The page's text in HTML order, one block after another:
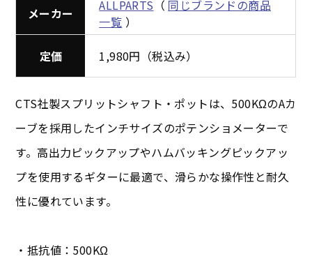
メーカー ALLPARTS （ 同じブランドの商品
一覧 ）
定価 1,980円（税込み）
CTS社製スプリットシャフト・ポットは、500KΩのAカ
ーブを採用したインチサイズのポテンショメーターで
す。高出力ピックアップやハムバッキングピックアッ
プを使用するギターに最適で、滑らかな操作性と耐久
性に優れています。
・抵抗値：500KΩ